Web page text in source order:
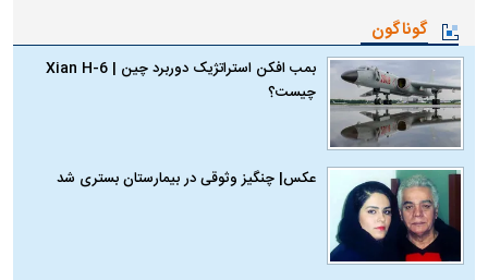
گوناگون
بمب افکن استراتژیک دوربرد چین | Xian H-6
چیست؟
عکس| چنگیز وثوقی در بیمارستان بستری شد